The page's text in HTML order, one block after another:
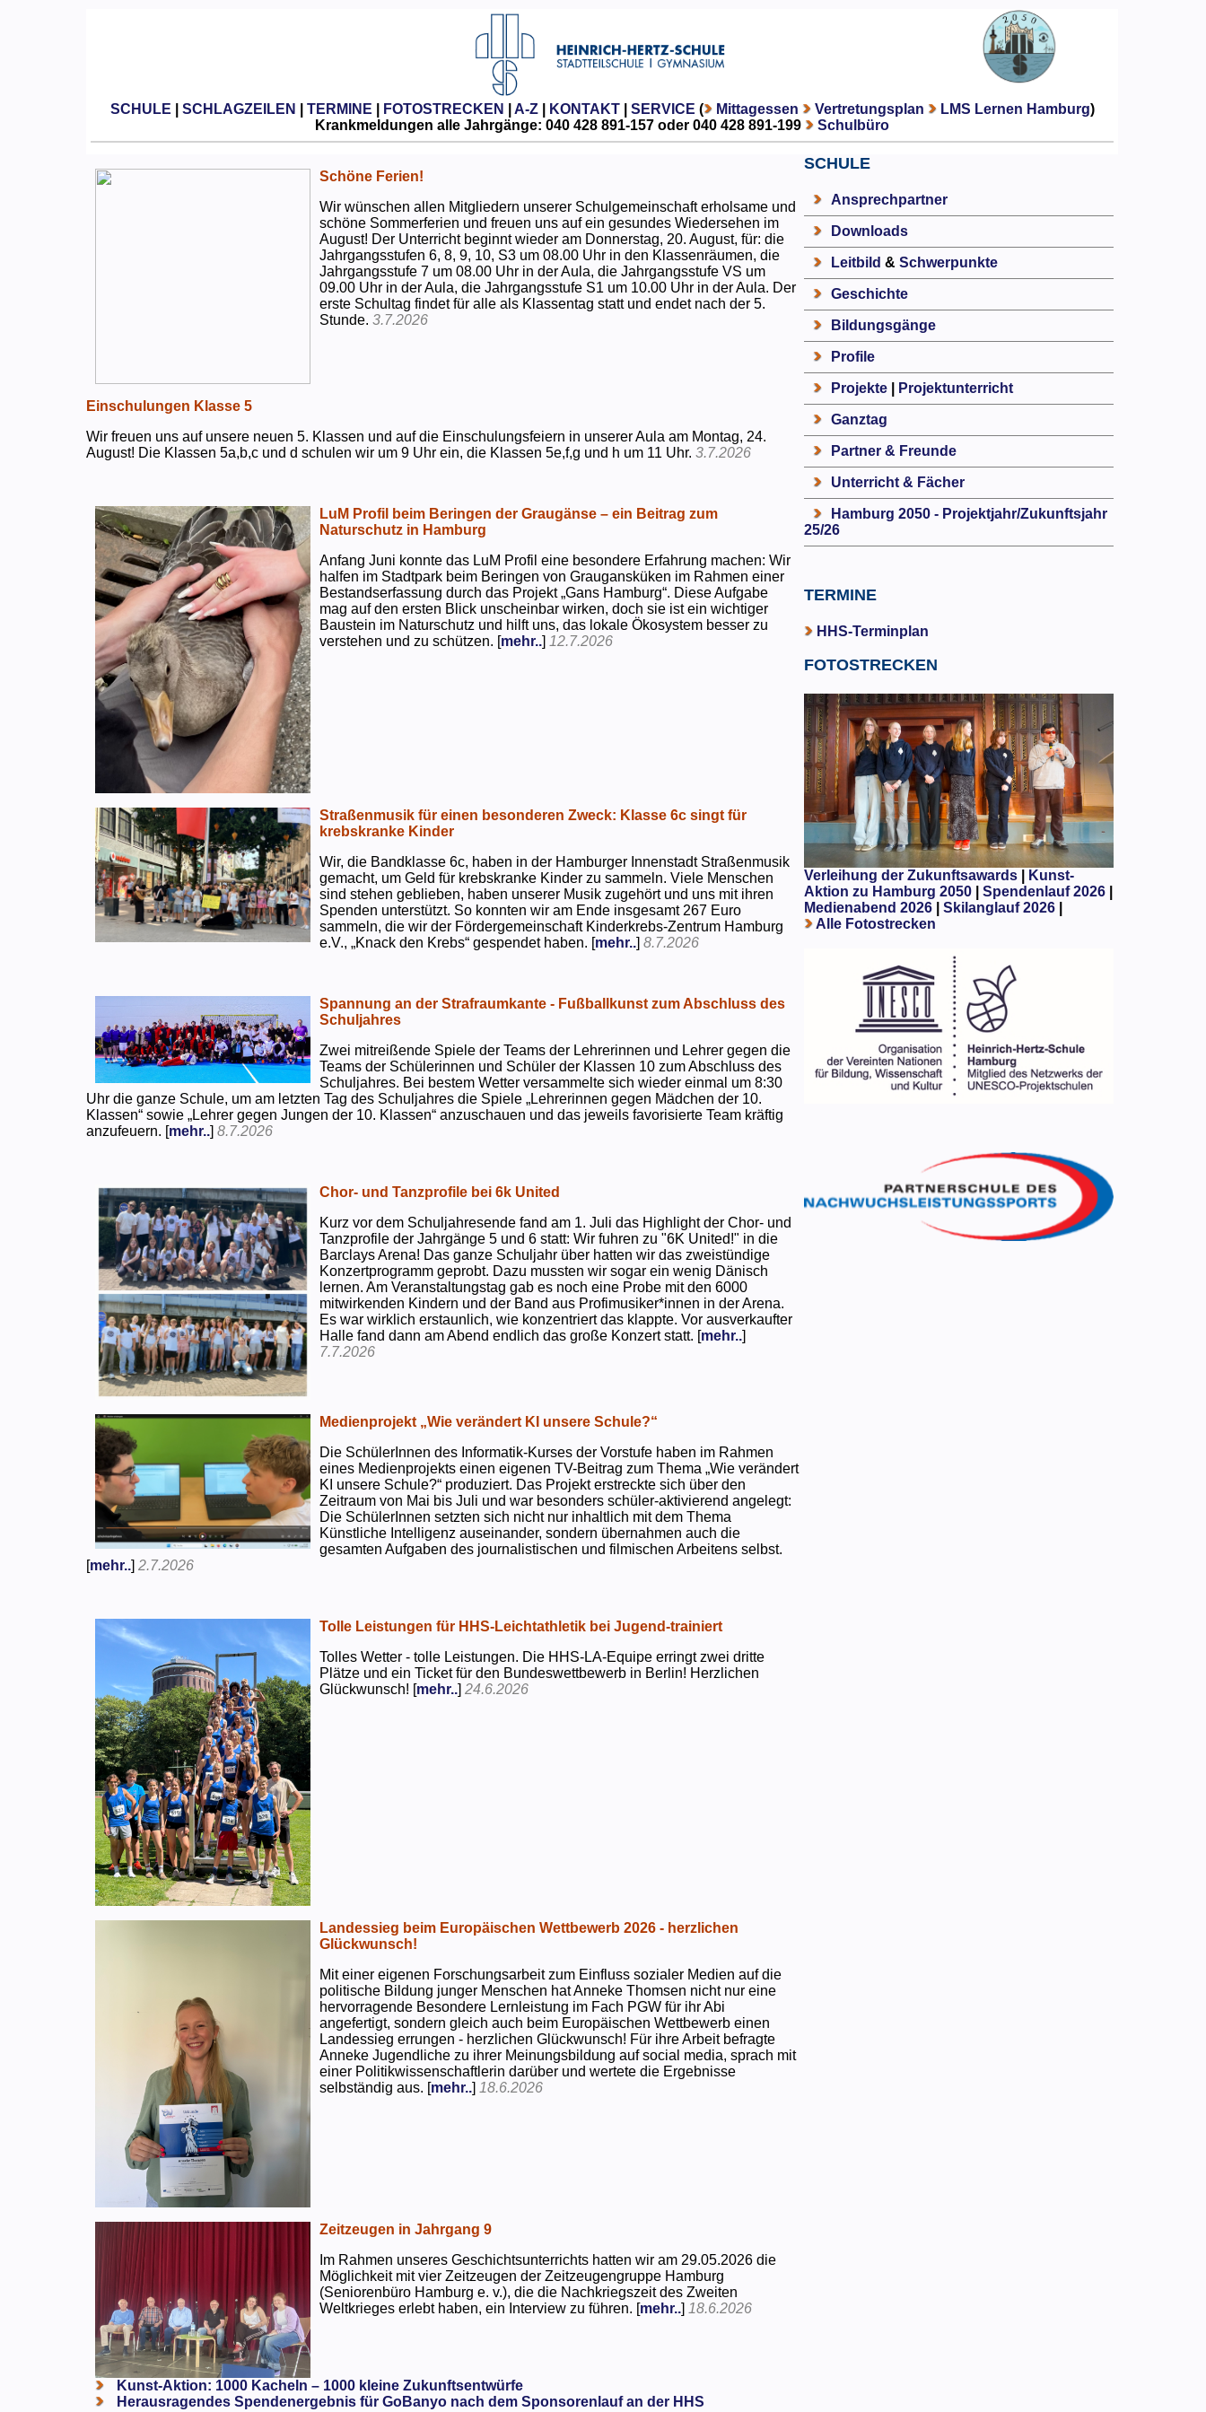
SCHULE SCHLAGZEILEN TERMINE FOTOSTRECKEN A-Z| KONTAKT| SERVICE ( Mittagessen Vertretungsplan LMS Lernen Hamburg)
Krankmeldungen alle Jahrgänge: 040 428 891-157 oder 040 428 891-199
Schulbüro
Schöne Ferien!
Wir wünschen allen Mitgliedern unserer Schulgemeinschaft erholsame und
schöne Sommerferien und freuen uns auf ein gesundes Wiedersehen im
August! Der Unterricht beginnt wieder am Donnerstag, 20. August, für: die
Jahrgangsstufen 6, 8, 9, 10, S3 um 08.00 Uhr in den Klassenräumen, die
Jahrgangsstufe 7 um 08.00 Uhr in der Aula, die Jahrgangsstufe VS um
09.00 Uhr in der Aula, die Jahrgangsstufe S1 um 10.00 Uhr in der Aula. Der
erste Schultag findet für alle als Klassentag statt und endet nach der 5.
Stunde.3.7.2026
Einschulungen Klasse 5
Wir freuen uns auf unsere neuen 5. Klassen und auf die Einschulungsfeiern in unserer Aula am Montag, 24.
August! Die Klassen 5a,b,c und d schulen wir um 9 Uhr ein, die Klassen 5e,f,g und h um 11 Uhr.3.7.2026
LuM Profil beim Beringen der Graugänse – ein Beitrag zum
Naturschutz in Hamburg
Anfang Juni konnte das LuM Profil eine besondere Erfahrung machen: Wir
halfen im Stadtpark beim Beringen von Graugansküken im Rahmen einer
Bestandserfassung durch das Projekt „Gans Hamburg“. Diese Aufgabe
mag auf den ersten Blick unscheinbar wirken, doch sie ist ein wichtiger
Baustein im Naturschutz und hilft uns, das lokale Ökosystem besser zu
verstehen und zu schützen. [mehr..] 12.7.2026
Straßenmusik für einen besonderen Zweck: Klasse 6c singt für
krebskranke Kinder
Wir, die Bandklasse 6c, haben in der Hamburger Innenstadt Straßenmusik
gemacht, um Geld für krebskranke Kinder zu sammeln. Viele Menschen
sind stehen geblieben, haben unserer Musik zugehört und uns mit ihren
Spenden unterstützt. So konnten wir am Ende insgesamt 267 Euro
sammeln, die wir der Fördergemeinschaft Kinderkrebs-Zentrum Hamburg
e.V., „Knack den Krebs“ gespendet haben. [mehr..]8.7.2026
Spannung an der Strafraumkante - Fußballkunst zum Abschluss des
Schuljahres
Zwei mitreißende Spiele der Teams der Lehrerinnen und Lehrer gegen die
Teams der Schülerinnen und Schüler der Klassen 10 zum Abschluss des
Schuljahres. Bei bestem Wetter versammelte sich wieder einmal um 8:30
Uhr die ganze Schule, um am letzten Tag des Schuljahres die Spiele „Lehrerinnen gegen Mädchen der 10.
Klassen“ sowie „Lehrer gegen Jungen der 10. Klassen“ anzuschauen und das jeweils favorisierte Team kräftig
anzufeuern. [mehr..]8.7.2026
Chor- und Tanzprofile bei 6k United
Kurz vor dem Schuljahresende fand am 1. Juli das Highlight der Chor- und
Tanzprofile der Jahrgänge 5 und 6 statt: Wir fuhren zu "6K United!" in die
Barclays Arena! Das ganze Schuljahr über hatten wir das zweistündige
Konzertprogramm geprobt. Dazu mussten wir sogar ein wenig Dänisch
lernen. Am Veranstaltungstag gab es noch eine Probe mit den 6000
mitwirkenden Kindern und der Band aus Profimusiker*innen in der Arena.
Es war wirklich erstaunlich, wie konzentriert das klappte. Vor ausverkaufter
Halle fand dann am Abend endlich das große Konzert statt. [mehr..]
7.7.2026
Medienprojekt „Wie verändert KI unsere Schule?“
Die SchülerInnen des Informatik-Kurses der Vorstufe haben im Rahmen
eines Medienprojekts einen eigenen TV-Beitrag zum Thema „Wie verändert
KI unsere Schule?“ produziert. Das Projekt erstreckte sich über den
Zeitraum von Mai bis Juli und war besonders schüler-aktivierend angelegt:
Die SchülerInnen setzten sich nicht nur inhaltlich mit dem Thema
Künstliche Intelligenz auseinander, sondern übernahmen auch die
gesamten Aufgaben des journalistischen und filmischen Arbeitens selbst.
[mehr..]2.7.2026
Tolle Leistungen für HHS-Leichtathletik bei Jugend-trainiert
Tolles Wetter - tolle Leistungen. Die HHS-LA-Equipe erringt zwei dritte
Plätze und ein Ticket für den Bundeswettbewerb in Berlin! Herzlichen
Glückwunsch! [mehr..]24.6.2026
Landessieg beim Europäischen Wettbewerb 2026 - herzlichen
Glückwunsch!
Mit einer eigenen Forschungsarbeit zum Einfluss sozialer Medien auf die
politische Bildung junger Menschen hat Anneke Thomsen nicht nur eine
hervorragende Besondere Lernleistung im Fach PGW für ihr Abi
angefertigt, sondern gleich auch beim Europäischen Wettbewerb einen
Landessieg errungen - herzlichen Glückwunsch! Für ihre Arbeit befragte
Anneke Jugendliche zu ihrer Meinungsbildung auf social media, sprach mit
einer Politikwissenschaftlerin darüber und wertete die Ergebnisse
selbständig aus. [mehr..] 18.6.2026
Zeitzeugen in Jahrgang 9
Im Rahmen unseres Geschichtsunterrichts hatten wir am 29.05.2026 die
Möglichkeit mit vier Zeitzeugen der Zeitzeugengruppe Hamburg
(Seniorenbüro Hamburg e. v.), die die Nachkriegszeit des Zweiten
Weltkrieges erlebt haben, ein Interview zu führen. [mehr..] 18.6.2026
Kunst-Aktion: 1000 Kacheln – 1000 kleine Zukunftsentwürfe
Herausragendes Spendenergebnis für GoBanyo nach dem Sponsorenlauf an der HHS
SCHULE
Ansprechpartner
Downloads
Leitbild & Schwerpunkte
Geschichte
Bildungsgänge
Profile
Projekte| Projektunterricht
Ganztag
Partner & Freunde
Unterricht & Fächer
Hamburg 2050 - Projektjahr/Zukunftsjahr
25/26
TERMINE
HHS-Terminplan
FOTOSTRECKEN
Verleihung der Zukunftsawards|
Kunst-
Aktion zu Hamburg 2050
Spendenlauf 2026|
Medienabend 2026| Skilanglauf 2026|
Alle Fotostrecken